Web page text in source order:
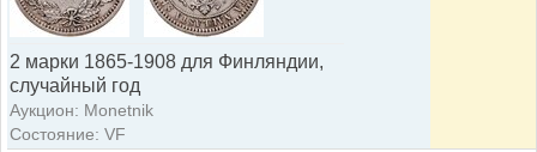
2 марки 1865-1908 для Финляндии,
случайный год
Аукцион: Monetnik
Состояние: VF